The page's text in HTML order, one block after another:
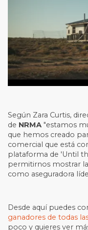
Según Zara Curtis,
de NRMA "estamos
que hemos creado
comercial que está
plataforma de 'Until
permitirnos mostrar
como aseguradora
Desde aquí puedes
ganadores de todas
poco y quieres ver